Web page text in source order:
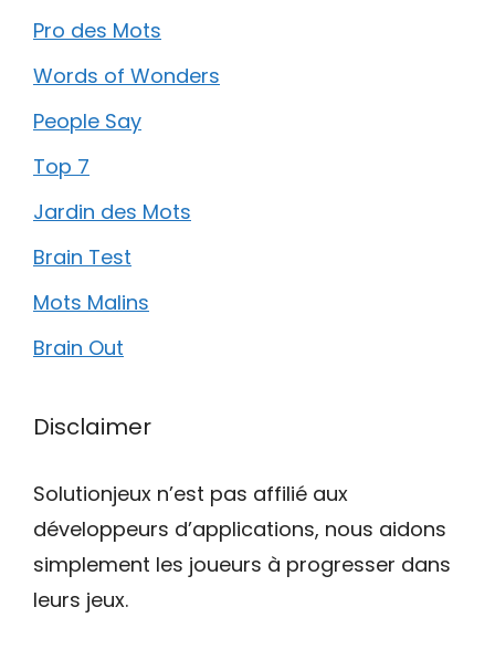
Pro des Mots
Words of Wonders
People Say
Top 7
Jardin des Mots
Brain Test
Mots Malins
Brain Out
Disclaimer
Solutionjeux n’est pas affilié aux
développeurs d’applications, nous aidons
simplement les joueurs à progresser dans
leurs jeux.